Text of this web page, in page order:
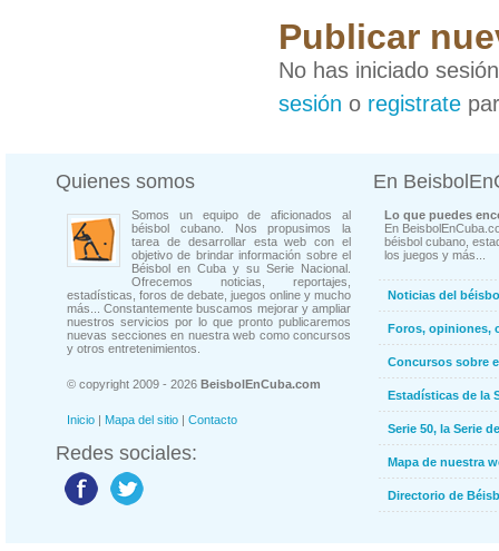
Publicar
No has iniciado
sesión o registrate
Quienes somos
Somos un equipo de aficionados al
béisbol cubano. Nos propusimos la
tarea de desarrollar esta web con el
objetivo de brindar información sobre el
Béisbol en Cuba y su Serie Nacional.
Ofrecemos noticias, reportajes,
estadísticas, foros de debate, juegos online y mucho
más... Constantemente buscamos mejorar y ampliar
nuestros servicios por lo que pronto publicaremos
nuevas secciones en nuestra web como concursos
y otros entretenimientos.
© copyright 2009 - 2026 BeisbolEnCuba.com
Inicio | Mapa del sitio | Contacto
Redes sociales:
En
Lo que puedes
En
béisbol cubano,
los juegos y más...
Noticias del
Foros, opiniones,
Concursos sobre
Estadísticas de la
Serie 50, la Serie
Mapa de nuestra
Directorio de